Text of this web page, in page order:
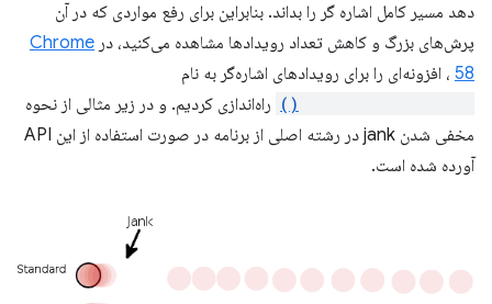
دهد مسیر کامل اشاره گر را بداند. بنابراین برای رفع مواردی که در آن
پرش‌های بزرگ و کاهش تعداد رویدادها مشاهده می‌کنید، در Chrome
58 ، افزونه‌ای را برای رویدادهای اشاره‌گر به نام
راه‌اندازی کردیم. و در زیر مثالی از نحوه
مخفی شدن jank در رشته اصلی از برنامه در صورت استفاده از این API
آورده شده است.